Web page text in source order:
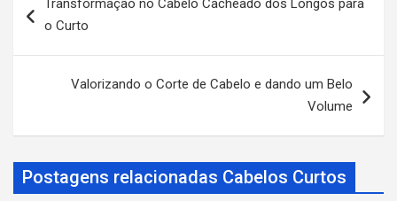
a
ç
ã
Transformação no Cabelo Cacheado dos Longos para
o Curto
Valorizando o Corte de Cabelo e dando um Belo
Volume
Postagens relacionadas Cabelos Curtos